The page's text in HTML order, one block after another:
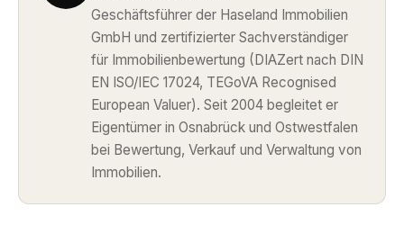
Geschäftsführer der Haseland Immobilien
GmbH und zertifizierter Sachverständiger
für Immobilienbewertung (DIAZert nach DIN
EN ISO/IEC 17024, TEGoVA Recognised
European Valuer). Seit 2004 begleitet er
Eigentümer in Osnabrück und Ostwestfalen
bei Bewertung, Verkauf und Verwaltung von
Immobilien.